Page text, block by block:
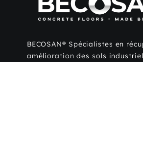
BECOSAN® Spécialistes en
amélioration des sols